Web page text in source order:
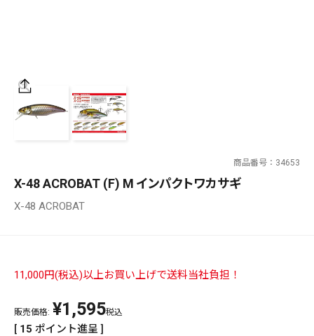
価格 ¥
PREMIUM ［ オンライン限定 ］
商品番号 34653
X-48 ACROBAT (F) M インパクトワカサギ
X-48 ACROBAT
11,000円(税込)以上お買い上げで送料当社負担！
販売価格: ¥1,595税込
[ 15 ポイント進呈 ]